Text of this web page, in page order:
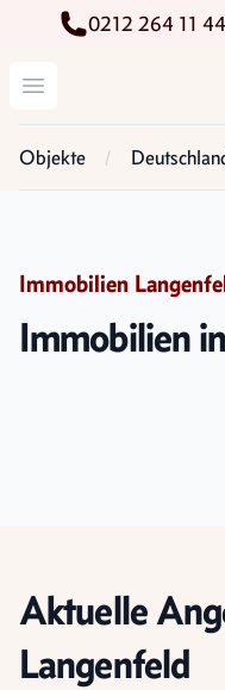
0212 264 11 44
Menü öffnen
Objekte
Immobilien
Immobilien
Aktuelle
Langenfeld